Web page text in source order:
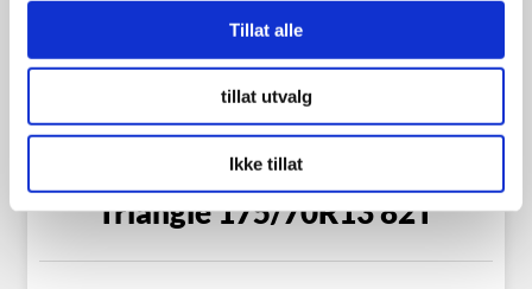
Tillat alle
tillat utvalg
Ikke tillat
Triangle 175/70R13 82T